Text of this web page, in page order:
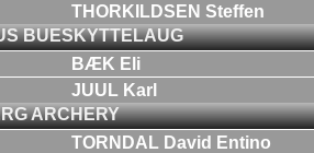
THORKILDSEN Steffen
BUESKYTTELAUG
BÆK Eli
JUUL Karl
ARCHERY
TORNDAL David Entino